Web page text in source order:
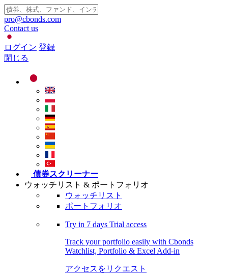
pro@cbonds.com
Contact us
ログイン 登録
閉じる
債券スクリーナー
ウォッチリスト & ポートフォリオ
ウォッチリスト
ポートフォリオ
Try in 7 days Trial access
Track your portfolio easily with Cbonds
Watchlist, Portfolio & Excel Add-in
アクセスをリクエスト